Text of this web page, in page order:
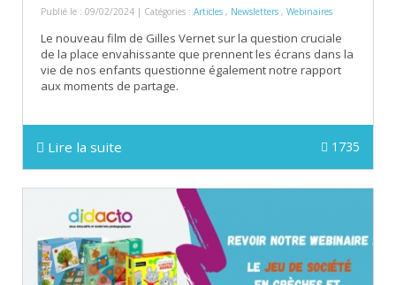
Publié le : 09/02/2024 | Catégories : Articles , Newsletters , Webinaires
Le nouveau film de Gilles Vernet sur la question cruciale
de la place envahissante que prennent les écrans dans la
vie de nos enfants questionne également notre rapport
aux moments de partage.
Lire la suite 1735